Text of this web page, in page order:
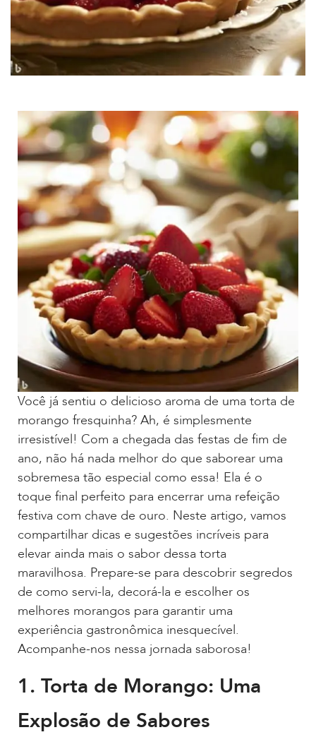
Você já sentiu o delicioso aroma de uma torta de
morango fresquinha? Ah, é simplesmente
irresistível! Com a chegada das festas de fim de
ano, não há nada melhor do que saborear uma
sobremesa tão especial como essa! Ela é o
toque final perfeito para encerrar uma refeição
festiva com chave de ouro. Neste artigo, vamos
compartilhar dicas e sugestões incríveis para
elevar ainda mais o sabor dessa torta
maravilhosa. Prepare-se para descobrir segredos
de como servi-la, decorá-la e escolher os
melhores morangos para garantir uma
experiência gastronômica inesquecível.
Acompanhe-nos nessa jornada saborosa!
1. Torta de Morango: Uma
Explosão de Sabores